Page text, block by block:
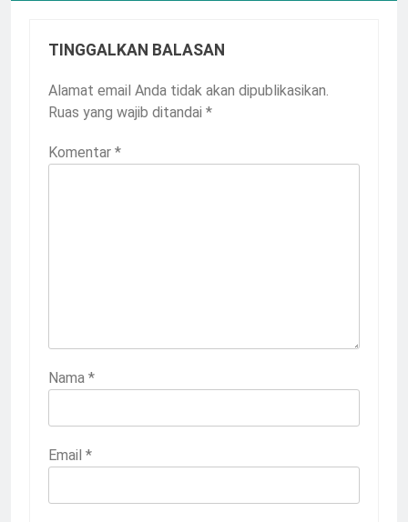
TINGGALKAN BALASAN
Alamat email Anda tidak akan dipublikasikan.
Ruas yang wajib ditandai *
Komentar *
Nama *
Email *